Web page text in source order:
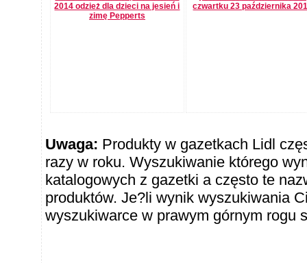
2014 odzież dla dzieci na jesień i
zimę Pepperts
czwartku 23 października
Uwaga: Produkty w gazetkach Lidl
razy w roku. Wyszukiwanie którego
katalogowych z gazetki a często te
produktów. Je?li wynik wyszukiwania
wyszukiwarce w prawym górnym rogu